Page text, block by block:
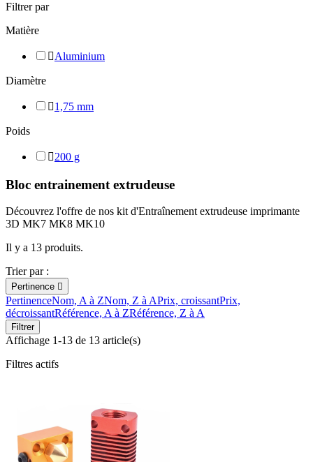
Filtrer par
Matière
Aluminium
Diamètre
1,75 mm
Poids
200 g
Bloc entrainement extrudeuse
Découvrez l'offre de nos kitd'Entraînementextrudeuse imprimante
3D MK7 MK8 MK10
Il y a 13 produits.
Trier par :
Pertinence 
PertinenceNom, A à ZNom, Z à APrix, croissantPrix,
décroissantRéférence, A à ZRéférence, Z à A
Filtrer
Affichage 1-13 de 13 article(s)
Filtres actifs